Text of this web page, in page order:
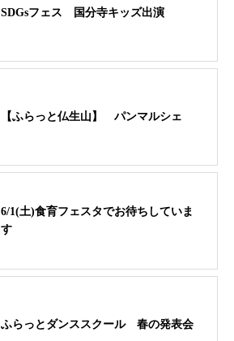
SDGsフェス 国分寺キッズ出演
【ふらっと仏生山】 パンマルシェ
6/1(土)食育フェスタでお待ちしていま
す
ふらっとダンススクール 春の発表会